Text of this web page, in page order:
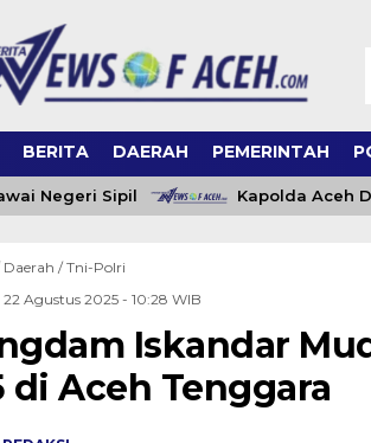
BERITA DAERAH PEMERINTAH
Sipil Kapolda Aceh
Daerah /Tni-Polri
Agustus 2025 - 10:28 WIB
Iskandar
di Aceh Tenggara